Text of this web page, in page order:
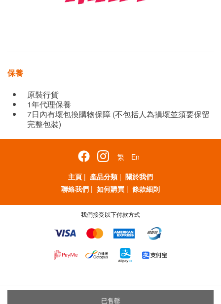
已售罄
保養
原裝行貨
1年代理保養
7日內有壞包換購物保障 (不包括人為損壞並須要保留
完整包裝)
繁
En
主頁 | 產品分類 | 關於我們
聯絡我們 | 如何購買 | 條款細則
我們接受以下付款方式